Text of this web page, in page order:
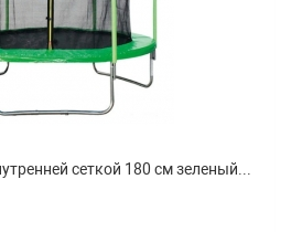
сеткой 180 см зеленый...